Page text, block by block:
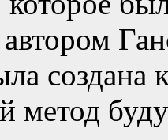
автором
метод